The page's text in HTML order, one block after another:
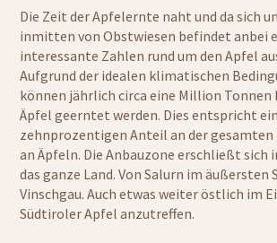
Die Zeit der Apfelernte naht und da sich
inmitten von Obstwiesen befindet anbei
interessante Zahlen rund um den Apfel
Aufgrund der idealen klimatischen
können jährlich circa eine Million
Äpfel geerntet werden. Dies entspricht
zehnprozentigen Anteil an der
an Äpfeln. Die Anbauzone erschließt sich
das ganze Land. Von Salurn im äußersten
Vinschgau. Auch etwas weiter östlich im
Südtiroler Apfel anzutreffen.